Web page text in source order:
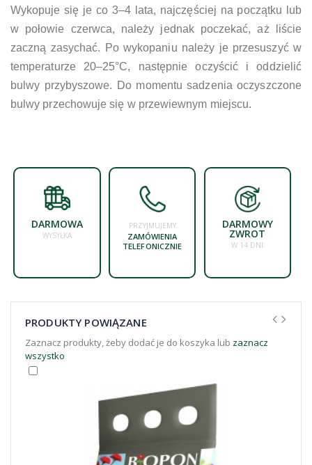
Wykopuje się je co 3–4 lata, najczęściej na początku lub
w połowie czerwca, należy jednak poczekać, aż liście
zaczną zasychać. Po wykopaniu należy je przesuszyć w
temperaturze 20–25°C, następnie oczyścić i oddzielić
bulwy przybyszowe. Do momentu sadzenia oczyszczone
bulwy przechowuje się w przewiewnym miejscu.
DARMOWA
WYSYŁKA
PRZYJMUJEMY
ZAMÓWIENIA
TELEFONICZNIE
DARMOWY
ZWROT
W 14 DNI
PRODUKTY POWIĄZANE
Zaznacz produkty, żeby dodać je do koszyka lub zaznacz
wszystko